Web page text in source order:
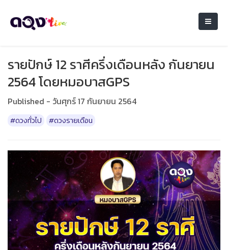
รายปักษ์ 12 ราศีครึ่งเดือนหลัง กันยายน
2564 โดยหมอบาสGPS
Published - วันศุกร์ 17 กันยายน 2564
#ดวงทั่วไป #ดวงรายเดือน